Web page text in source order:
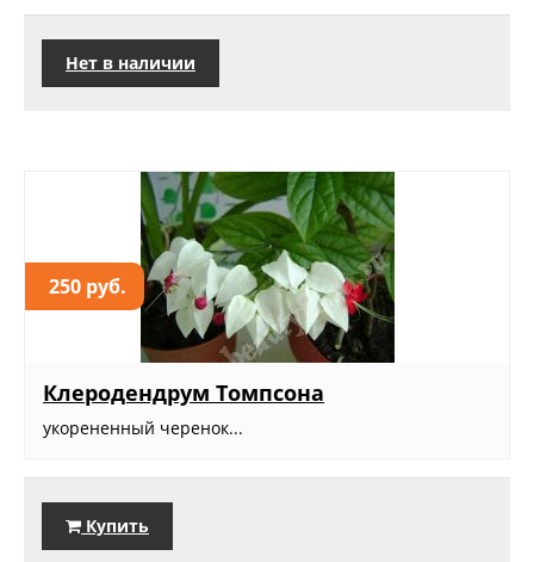
Нет в наличии
250 руб.
Клеродендрум Томпсона
укорененный черенок...
Купить